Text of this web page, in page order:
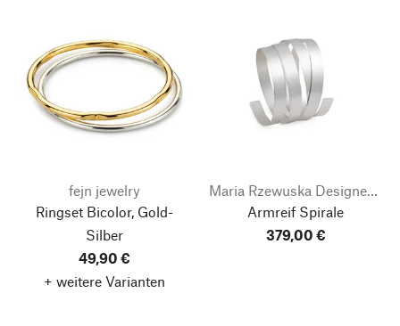
fejn jewelry
Ringset Bicolor, Gold-
Silber
49,90 €
+ weitere Varianten
Maria Rzewuska Designerschmuck
Armreif Spirale
379,00 €